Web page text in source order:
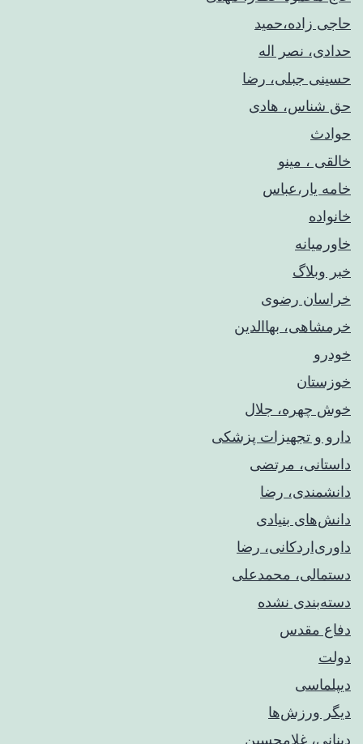
حاجی زاده،حمید
حدادی، نصر اله
حسینی جبلی، رضا
حق شناس، هادی
حوادث
خالقی ، مینو
خامه یار،عباس
خانواده
خاورمیانه
خبر وبلاگ
خراسان رضوی
خرمشاهی، بهاالدین
خودرو
خوزستان
خوش چهره، جلال
دارو و تجهیزات پزشکی
داستانی، مرتضی
دانشمندی، رضا
دانش‌های بنیادی
داوری‌اردکانی، رضا
دستمالی، محمدعلی
دسته‌بندی نشده
دفاع مقدس
دولت
دیپلماسی
دیگر ورزش‌ها
دینانی، غلامحسین